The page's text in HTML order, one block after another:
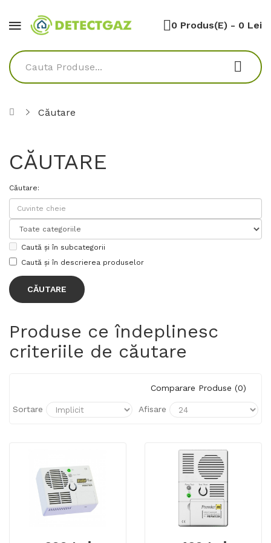
0 Produs(e) - 0 Lei
Căutare
CĂUTARE
Căutare:
Caută și în subcategorii
Caută și în descrierea produselor
Produse ce îndeplinesc
criteriile de căutare
Comparare Produse (0)
Sortare Afisare